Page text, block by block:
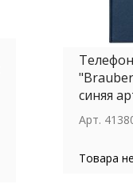
синяя
Арт.
Товара